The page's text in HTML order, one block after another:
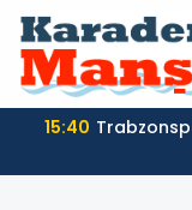
15:55 Sümela